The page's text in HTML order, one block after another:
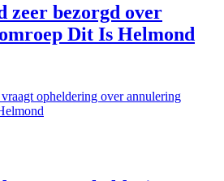
zeer bezorgd over
Dit Is Helmond